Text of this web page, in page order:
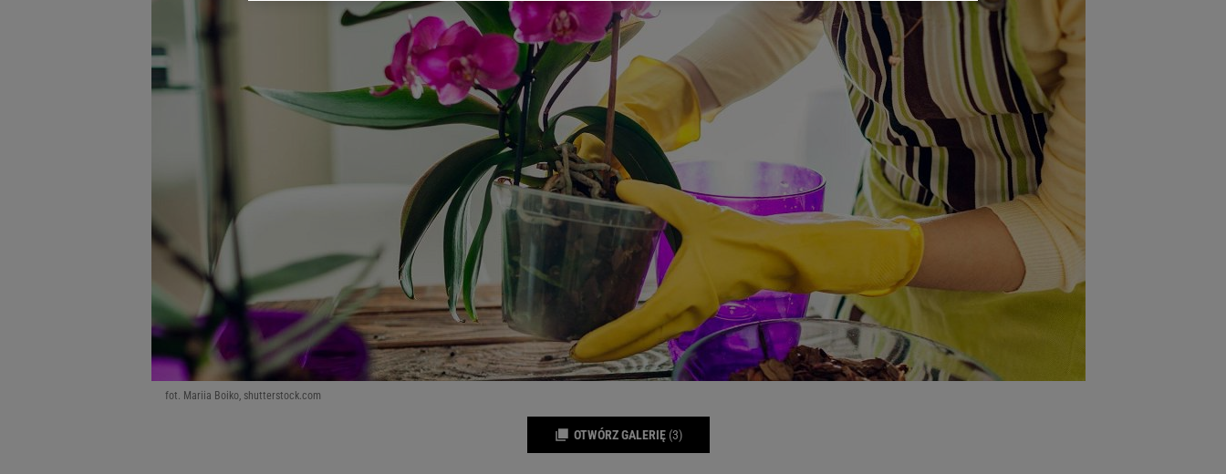
fot. Mariia Boiko, shutterstock.com
OTWÓRZ GALERIĘ (3)
dotyczące plików cookie, wywołując narzędzie do zarządzania twoimi preferencjami dot. przetwarzania danych poprzez
odnośnik „Ustawienia prywatności ” w stopce serwisu i przechodząc do „Ustawień Zaawansowanych”. Zmiana ustawień
plików cookie możliwa jest także za pomocą ustawień przeglądarki.
My, nasi Zaufani Partnerzy i Agora S.A. możemy przetwarzać dane osobowe w następujących celach:
Użycie dokładnych danych geolokalizacyjnych. Aktywne skanowanie charakterystyki urządzenia do celów identyfikacji.
Przechowywanie informacji na urządzeniu lub dostęp do nich. Spersonalizowane reklamy i treści, pomiar reklam i treści,
badnie odbiorców i ulepszanie usług.
Lista Zaufanych Partnerów